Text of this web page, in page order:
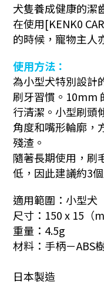
犬隻養成健康的潔
在使用[KENK0
的時候，寵物主人
使用方法：
為小型犬特別設計
刷牙習慣。10mm
行清潔。 小型刷頭
角度和嘴形輪廓，
殘渣。
隨著長期使用，刷
低，因此建議約3
適用範圍：小型犬
尺寸：150 x 15（
重量：4.5g
材料：手柄－ABS
日本製造